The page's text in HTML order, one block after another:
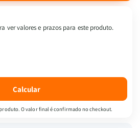
ver valores e prazos para este produto.
Calcular
O valor final é confirmado no checkout.